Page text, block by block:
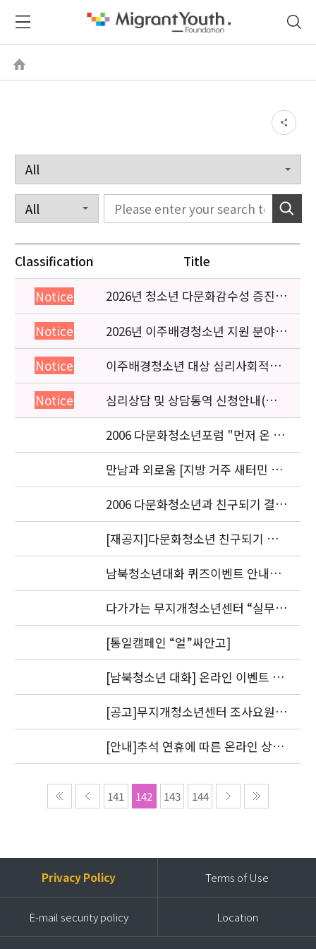
Classification Title
Notice
2026년 청소년 다문화감수성 증진
프로그램 「다가감」신청기관 안내
Notice
2026년 이주배경청소년 지원 분야
종사자 역량강화 교육 일정 안내
Notice
이주배경청소년 대상 심리사회적응
검사 연수동영상 개편 안내
Notice
심리상담 및 상담통역 신청안내(의뢰
서첨부)
2006 다문화청소년포럼 "먼저 온 미
래" 개최 안내
만남과 외로움 [지방 거주 새터민 청
소년의 적응과 과제] 세미나.
2006 다문화청소년과 친구되기 결과
발표 안내
[재공지]다문화청소년 친구되기 공
모전 결과발표 연기 안내
남북청소년대화 퀴즈이벤트 안내입
니다.
다가가는 무지개청소년센터 “실무자
워크숍” 안내 및 신청
[통일캠페인 “얼”싸안고]
[남북청소년 대화] 온라인 이벤트 1
차 도토리를 지급했습니다.
[공고]무지개청소년센터 조사요원
모집
[안내]추석 연휴에 따른 온라인 상담
답변 처리 방침
141 142 143 144
Privacy Policy Terms of Use
E-mail security policy Location